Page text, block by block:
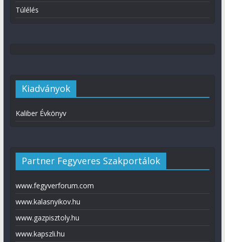
Túlélés
Kiadványok
Kaliber Évkönyv
Partner Fegyveres Szakportálok
www.fegyverforum.com
www.kalasnyikov.hu
www.gazpisztoly.hu
www.kapszli.hu